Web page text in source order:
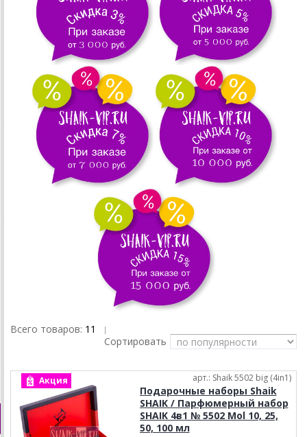
Всего товаров: 11 |
Сортировать
Акция арт.: Shaik 5502 big (4in1)
Подарочные наборы Shaik
SHAIK / Парфюмерный набор
SHAIK 4в1 № 5502 Mol 10, 25,
50, 100 мл